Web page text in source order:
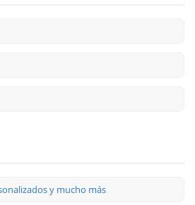
y mucho más